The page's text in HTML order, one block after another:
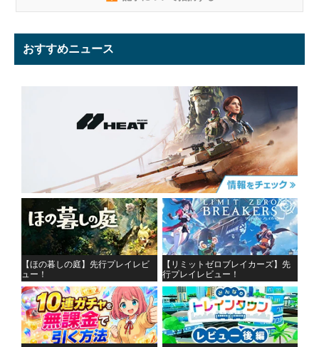
おすすめニュース
【ほの暮しの庭】先行プレイレビ
ュー！
【リミットゼロブレイカーズ】先
行プレイレビュー！